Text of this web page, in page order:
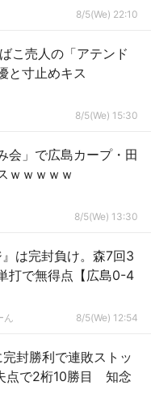
8/5(We) 22:10
こ売人の「アテンド
と寸止めキス
8/5(We) 15:30
会」で広島カープ・田
ｗｗｗｗｗ
8/5(We) 13:30
は完封負け。森7回3
打で無得点【広島0-4
ん 8/5(We) 12:54
完封勝利で連敗ストッ
点で2桁10勝目 知念